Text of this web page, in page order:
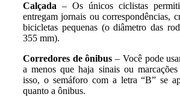
Calçada – Os únicos ciclistas
entregam jornais ou correspondências,
bicicletas pequenas (o diâmetro das
355 mm).
Corredores de ônibus – Você pode
a menos que haja sinais ou
isso, o semáforo com a letra “B” se
quanto a ônibus.